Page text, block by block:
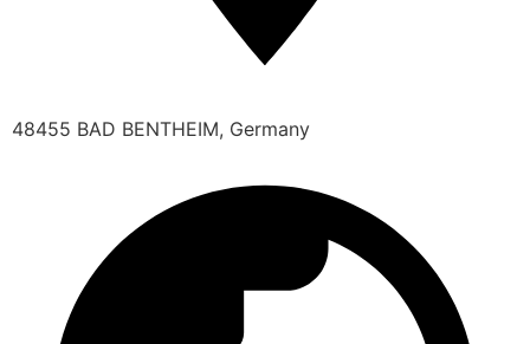
48455 BAD BENTHEIM, Germany